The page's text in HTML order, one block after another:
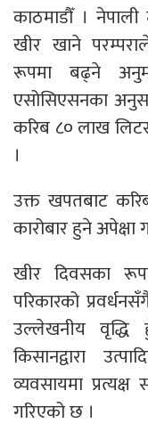
काठमाडौँ ।
खीर खाने
रूपमा बढ्ने
एसोसिएसनका
करिब ८० लाख
।
उक्त खपतबाट
कारोबार हुने
खीर दिवसका
परिकारको
उल्लेखनीय
किसानद्वारा
व्यवसायमा प्रत्यक्ष
गरिएको छ ।